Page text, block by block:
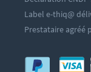
Label e-thiq@
Prestataire agréé